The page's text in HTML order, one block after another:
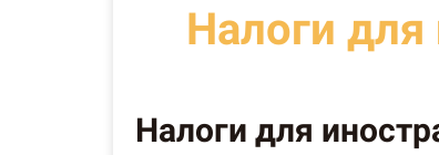
Налоги для
Налоги для